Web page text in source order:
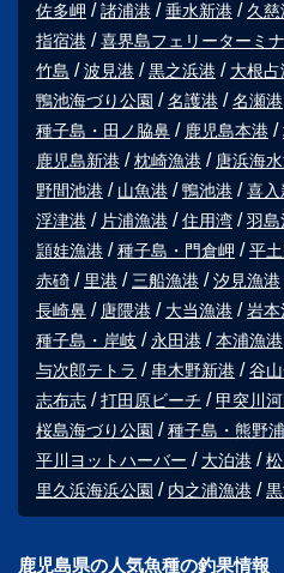
佐多岬
諸浦港 垂水新港 久慈
指宿港
喜界島フェリーターミ
竹島
波見港 黒之浜港 大根占
鴨池海づり公園
名護港 名瀬港
種子島・田ノ脇鼻
鹿児島本港
鹿児島新港
枕崎漁港 唐浜海
野間池港
山魚港 鴨池港 喜入
浮津港
片浦漁港 住用湾 羽島
頴娃漁港
種子島・門倉岬 平
赤碕
里港 三船漁港 汐見漁港
長崎鼻
唐隈港 大当漁港 岩本
種子島・岸岐
永田港 本浦漁港
与次郎テトラ
串木野新港 谷
志布志
打田原ビーチ 甲突川
桜島海づり公園
種子島・熊野浦
平川ヨットハーバー
大泊港
里久浜海浜公園
内之浦漁港
鹿児島県の人気魚種の釣果情報